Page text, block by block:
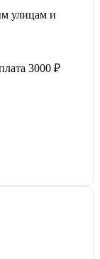
улицам и
3000 ₽